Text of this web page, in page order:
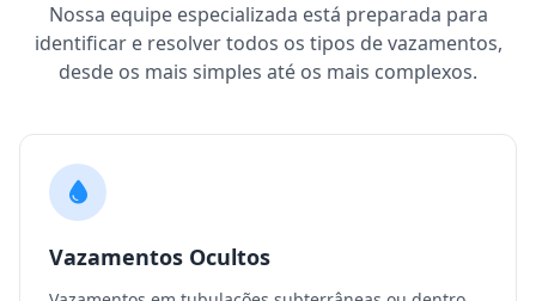
Nossa equipe especializada está preparada para
identificar e resolver todos os tipos de vazamentos,
desde os mais simples até os mais complexos.
Vazamentos Ocultos